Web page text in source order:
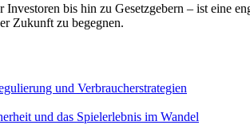
bis hin zu Gesetzgebern – ist eine
Zukunft zu begegnen.
und Verbraucherstrategien
und das Spielerlebnis im Wandel